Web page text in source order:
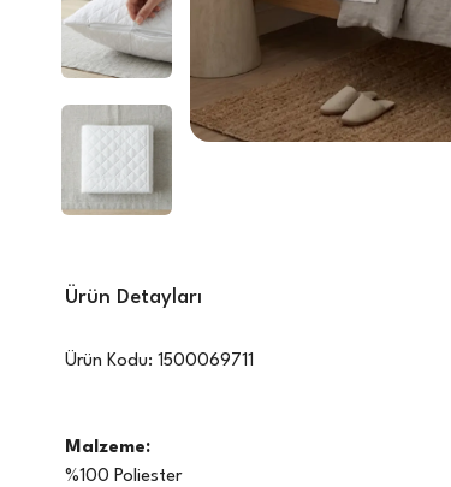
Ürün Detayları
Ürün Kodu: 1500069711
Malzeme:
%100 Poliester